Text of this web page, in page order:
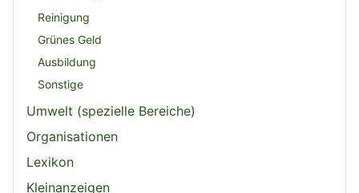
Reinigung
Grünes Geld
Ausbildung
Sonstige
Umwelt (spezielle Bereiche)
Organisationen
Lexikon
Kleinanzeigen